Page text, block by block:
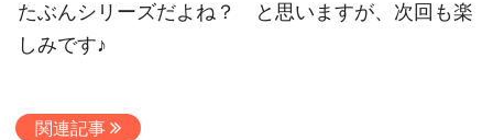
たぶんシリーズだよね？ と思いますが、次回も楽
しみです♪
関連記事